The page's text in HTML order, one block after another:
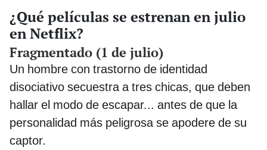
¿Qué películas se estrenan en julio
en Netflix?
Fragmentado (1 de julio)
Un hombre con trastorno de identidad
disociativo secuestra a tres chicas, que deben
hallar el modo de escapar... antes de que la
personalidad más peligrosa se apodere de su
captor.